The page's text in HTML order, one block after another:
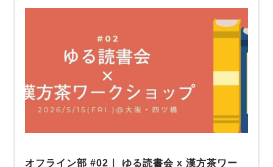
オフライン部 #02｜ ゆる読書会 x 漢方茶ワー